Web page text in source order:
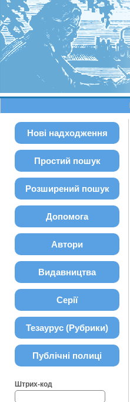
Нові надходження
Простий пошук
Розширений пошук
Допомога
Автори
Видавництва
Серії
Тезаурус (Рубрики)
Публічні полиці
Штрих-код